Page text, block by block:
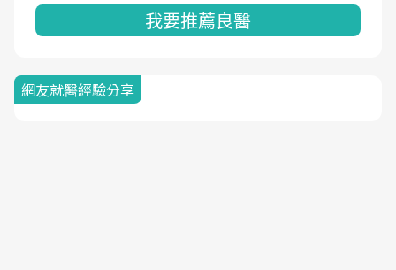
我要推薦良醫
網友就醫經驗分享